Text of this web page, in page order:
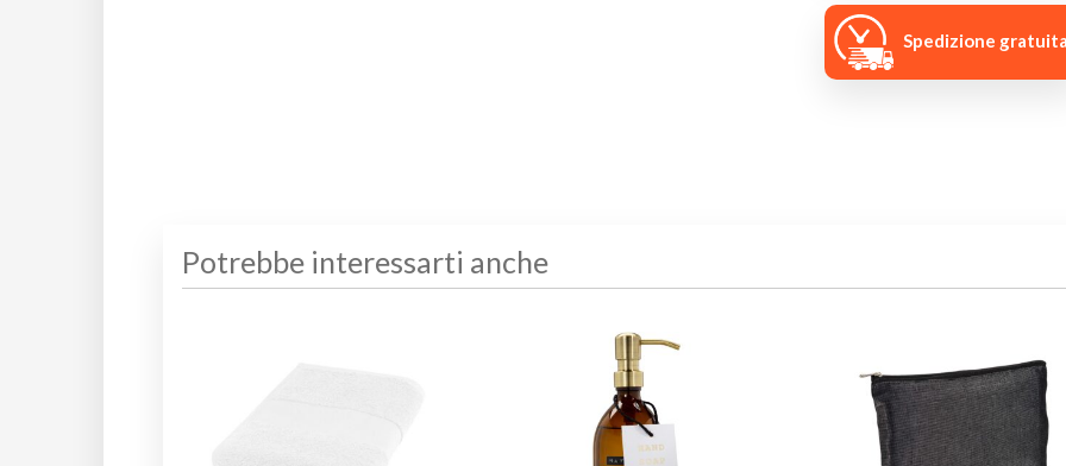
Spedizione gratuita
Potrebbe interessarti anche